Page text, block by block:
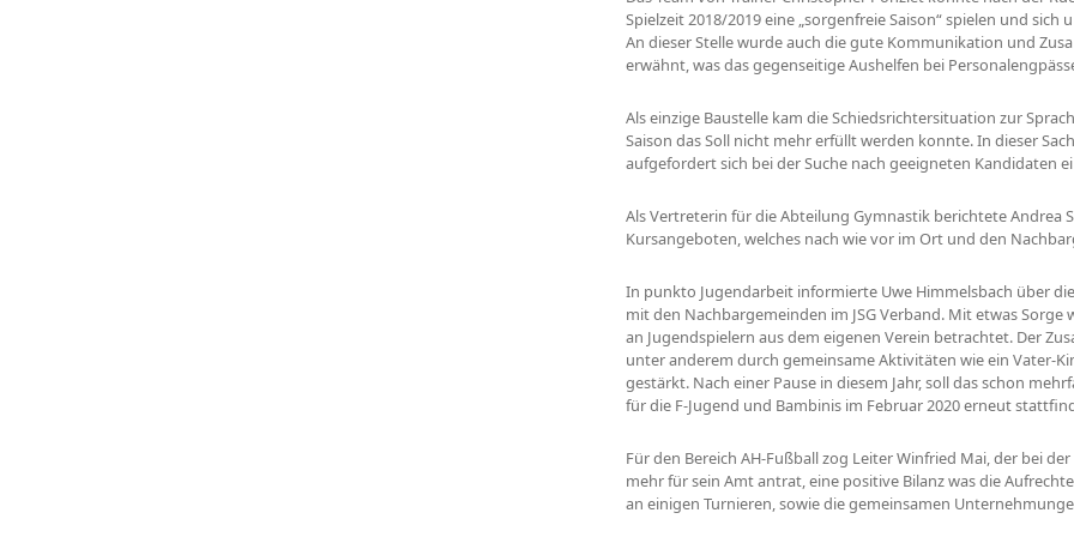
Spielzeit 2018/2019 eine „sorgenfreie Saison“ spielen und sich
An dieser Stelle wurde auch die gute Kommunikation und
erwähnt, was das gegenseitige Aushelfen bei
Als einzige Baustelle kam die Schiedsrichtersituation zur
Saison das Soll nicht mehr erfüllt werden konnte. In dieser
aufgefordert sich bei der Suche nach geeigneten Kandidaten
Als Vertreterin für die Abteilung Gymnastik berichtete Andrea
Kursangeboten, welches nach wie vor im Ort und den
In punkto Jugendarbeit informierte Uwe Himmelsbach über
mit den Nachbargemeinden im JSG Verband. Mit etwas
an Jugendspielern aus dem eigenen Verein betrachtet. Der
unter anderem durch gemeinsame Aktivitäten wie ein Vater-
gestärkt. Nach einer Pause in diesem Jahr, soll das schon
für die F-Jugend und Bambinis im Februar 2020 erneut
Für den Bereich AH-Fußball zog Leiter Winfried Mai, der bei
mehr für sein Amt antrat, eine positive Bilanz was die
an einigen Turnieren, sowie die gemeinsamen